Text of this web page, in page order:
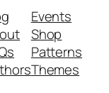
Events
Shop
Patterns
Themes